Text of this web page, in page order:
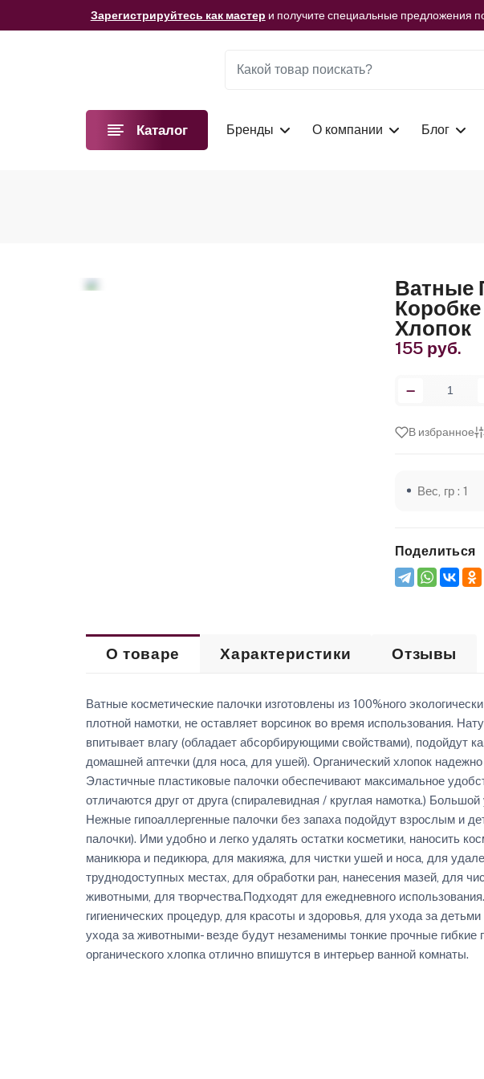
Зарегистрируйтесь как мастер и получите специальные предложения
Мы подготовили для вас видеоматериалы! Смотреть сейчас
Каталог Бренды О компании Блог
Ватные
Хлопок
155 руб.
В избранное
Вес, гр : 1
Поделиться
О товаре Характеристики Отзывы
Ватные косметические палочки изготовлены из 100%ного
плотной намотки, не оставляет ворсинок во время использования.
впитывает влагу (обладает абсорбирующими свойствами), подойдут
домашней аптечки (для носа, для ушей). Органический хлопок надежно
Эластичные пластиковые палочки обеспечивают максимальное
отличаются друг от друга (спиралевидная / круглая намотка.) Большой
Нежные гипоаллергенные палочки без запаха подойдут взрослым и
палочки). Ими удобно и легко удалять остатки косметики, наносить
маникюра и педикюра, для макияжа, для чистки ушей и носа, для
труднодоступных местах, для обработки ран, нанесения мазей, для
животными, для творчества.Подходят для ежедневного
гигиенических процедур, для красоты и здоровья, для ухода за
ухода за животными- везде будут незаменимы тонкие прочные гибкие
органического хлопка отлично впишутся в интерьер ванной комнаты.